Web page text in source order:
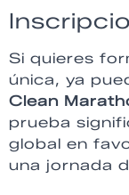
Si quieres
única, ya
Clean
prueba
global en
una jornada